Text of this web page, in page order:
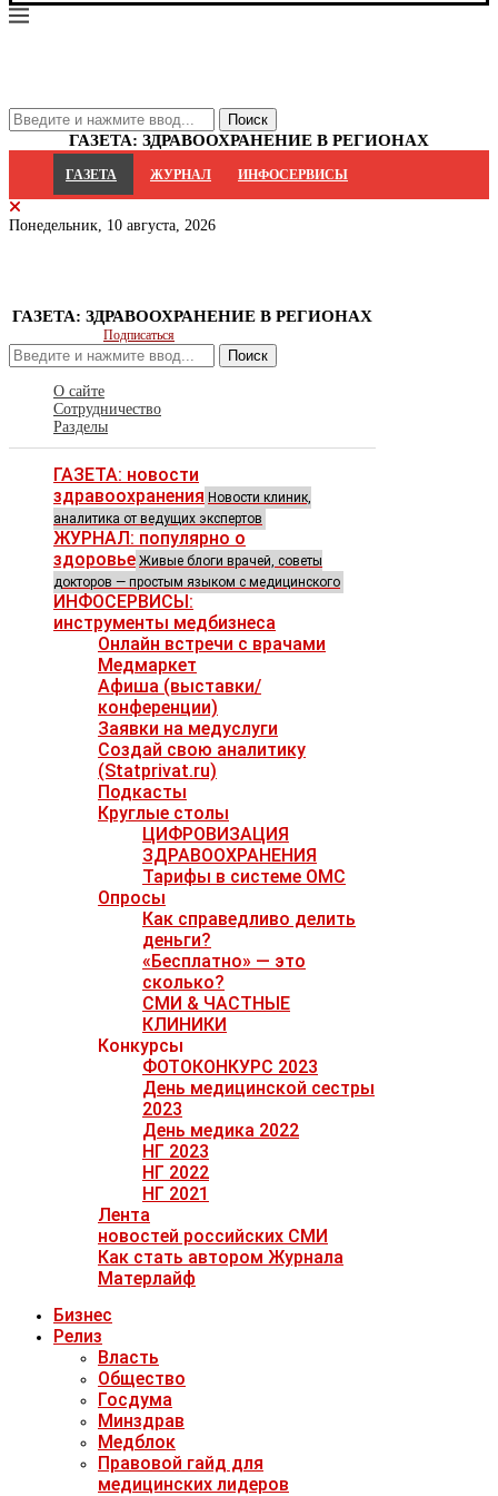
ГАЗЕТА: ЗДРАВООХРАНЕНИЕ В РЕГИОНАХ
ГАЗЕТА ЖУРНАЛ ИНФОСЕРВИСЫ
Понедельник, 10 августа, 2026
ГАЗЕТА: ЗДРАВООХРАНЕНИЕ В РЕГИОНАХ
Подписаться
Поиск
О сайте
Сотрудничество
Разделы
ГАЗЕТА: новости
здравоохранения Новости клиник,
аналитика от ведущих экспертов
ЖУРНАЛ: популярно о
здоровье Живые блоги врачей, советы
докторов — простым языком с медицинского
ИНФОСЕРВИСЫ:
инструменты медбизнеса
Онлайн встречи с врачами
Медмаркет
Афиша (выставки/
конференции)
Заявки на медуслуги
Создай свою аналитику
(Statprivat.ru)
Подкасты
Круглые столы
ЦИФРОВИЗАЦИЯ
ЗДРАВООХРАНЕНИЯ
Тарифы в системе ОМС
Опросы
Как справедливо делить
деньги?
«Бесплатно» — это
сколько?
СМИ & ЧАСТНЫЕ
КЛИНИКИ
Конкурсы
ФОТОКОНКУРС 2023
День медицинской сестры
2023
День медика 2022
НГ 2023
НГ 2022
НГ 2021
Лента
новостей российских СМИ
Как стать автором Журнала
Матерлайф
Бизнес
Релиз
Власть
Общество
Госдума
Минздрав
Медблок
Правовой гайд для
медицинских лидеров